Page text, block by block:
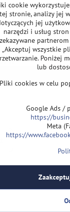
Slim nr 3
cookie
tej stronie, analizy jej
jej
narzędzi i usług
„Akceptuj wszystkie
Poniżej
lub
Pliki cookies w celu
Google Ads /
https://
Meta
https://